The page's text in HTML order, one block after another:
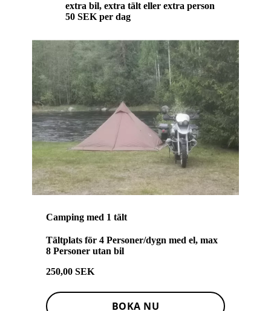
extra bil, extra tält eller extra person
50 SEK per dag
Camping med 1 tält
Tältplats för 4 Personer/dygn med el, max
8 Personer utan bil
250,00 SEK
BOKA NU